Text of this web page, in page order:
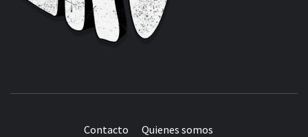
Contacto Quienes somos